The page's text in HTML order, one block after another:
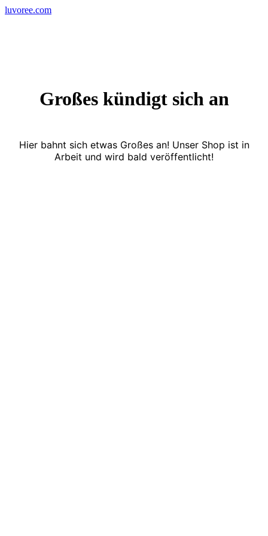
Skip
luvoree.com
Großes kündigt sich an
Hier bahnt sich etwas Großes an! Unser Shop ist in
Arbeit und wird bald veröffentlicht!